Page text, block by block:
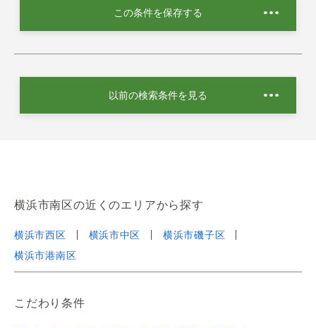
この条件を保存する
以前の検索条件を見る
横浜市南区の近くのエリアから探す
横浜市西区 横浜市中区
横浜市磯子区
横浜市港南区
こだわり条件